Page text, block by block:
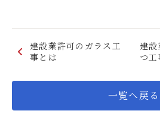
建設業許可のガラス工
事とは
建
つ工
一覧へ戻る